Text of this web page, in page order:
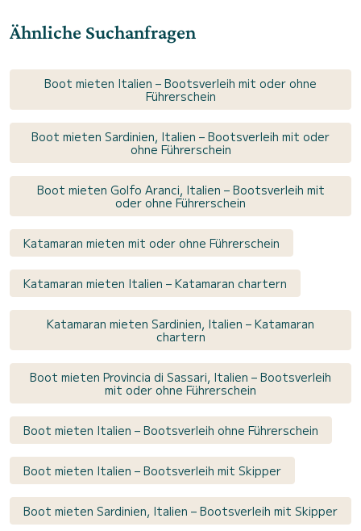
Ähnliche Suchanfragen
Boot mieten Italien – Bootsverleih mit oder ohne
Führerschein
Boot mieten Sardinien, Italien – Bootsverleih mit oder
ohne Führerschein
Boot mieten Golfo Aranci, Italien – Bootsverleih mit
oder ohne Führerschein
Katamaran mieten mit oder ohne Führerschein
Katamaran mieten Italien – Katamaran chartern
Katamaran mieten Sardinien, Italien – Katamaran
chartern
Boot mieten Provincia di Sassari, Italien – Bootsverleih
mit oder ohne Führerschein
Boot mieten Italien – Bootsverleih ohne Führerschein
Boot mieten Italien – Bootsverleih mit Skipper
Boot mieten Sardinien, Italien – Bootsverleih mit Skipper